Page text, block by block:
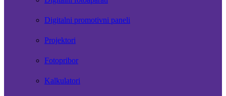
Digitalni promotivni paneli
Projektori
Fotopribor
Kalkulatori